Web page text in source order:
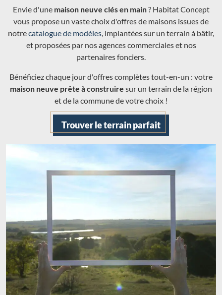
Envie d'une maison neuve clés en main? Habitat Concept
vous propose un vaste choix d'offres de maisons issues de
notrecatalogue de modèles, implantées sur un terrain à bâtir,
et proposées par nos agences commerciales et nos
partenaires fonciers.
Bénéficiez chaque jour d'offres complètes tout-en-un : votre
maison neuve prête à construire sur un terrain de la région
et de la commune de votre choix !
Trouver le terrain parfait